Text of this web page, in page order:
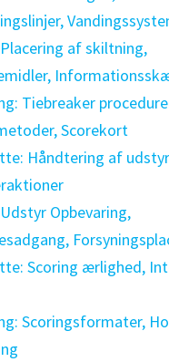
af skiltning,
Tiebreaker
Scorekort
Håndtering af
Opbevaring,
Scoring ærlighed,
Scoringsformater,